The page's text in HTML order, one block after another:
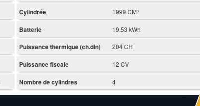
Cylindrée 1999 CM³
Batterie 19.53 kWh
Puissance thermique (ch.din) 204 CH
Puissance fiscale 12 CV
Nombre de cylindres 4